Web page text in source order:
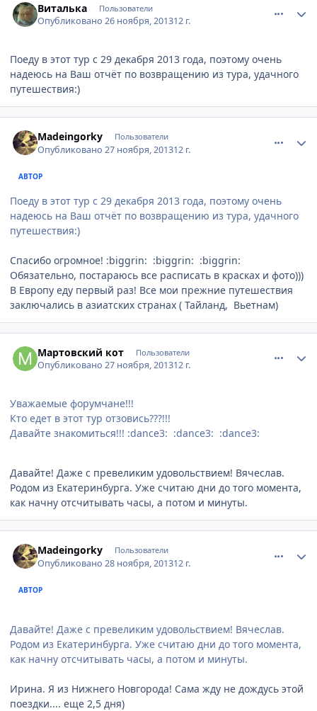
Виталька Пользователи
Опубликовано26 ноября, 201312 г.
Поеду в этот тур с 29 декабря 2013 года, поэтому очень
надеюсь на Ваш отчёт по возвращению из тура, удачного
путешествия:)
Madeingorky Пользователи
Опубликовано27 ноября, 201312 г.
АВТОР
Поеду в этот тур с 29 декабря 2013 года, поэтому очень
надеюсь на Ваш отчёт по возвращению из тура, удачного
путешествия:)
Спасибо огромное! :biggrin: :biggrin: :biggrin:
Обязательно, постараюсь все расписать в красках и фото)))
В Европу еду первый раз! Все мои прежние путешествия
заключались в азиатских странах ( Тайланд, Вьетнам)
Мартовский кот Пользователи
Опубликовано27 ноября, 201312 г.
Уважаемые форумчане!!!
Кто едет в этот тур отзовись???!!!
Давайте знакомиться!!! :dance3: :dance3: :dance3:
Давайте! Даже с превеликим удовольствием! Вячеслав.
Родом из Екатеринбурга. Уже считаю дни до того момента,
как начну отсчитывать часы, а потом и минуты.
Madeingorky Пользователи
Опубликовано28 ноября, 201312 г.
АВТОР
Давайте! Даже с превеликим удовольствием! Вячеслав.
Родом из Екатеринбурга. Уже считаю дни до того момента,
как начну отсчитывать часы, а потом и минуты.
Ирина. Я из Нижнего Новгорода! Сама жду не дождусь этой
поездки.... еще 2,5 дня)